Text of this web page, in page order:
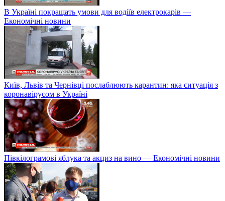
В Україні покращать умови для водіїв електрокарів —
Економічні новини
Київ, Львів та Чернівці послаблюють карантин: яка ситуація з
коронавірусом в Україні
Півкілограмові яблука та акциз на вино — Економічні новини